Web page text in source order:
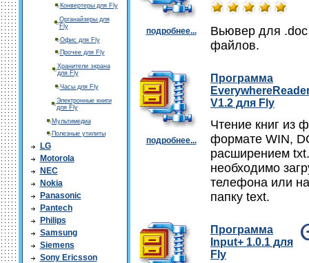
Конвертеры для Fly
Органайзеры для
Fly
Офис для Fly
Прочее для Fly
Хранители экрана
для Fly
Часы для Fly
Электронные книги
для Fly
Мультимедиа
Полезные утилиты
LG
Motorola
NEC
Nokia
Panasonic
Pantech
Philips
Samsung
Siemens
Sony Ericsson
подробнее...
Вьювер для
файлов.
подробнее...
Программа
V1.2 для Fly
Чтение книг из
формате WIN,
расширением
необходимо
телефона или
папку text.
Программа
Input+ 1.0.1 для
Fly